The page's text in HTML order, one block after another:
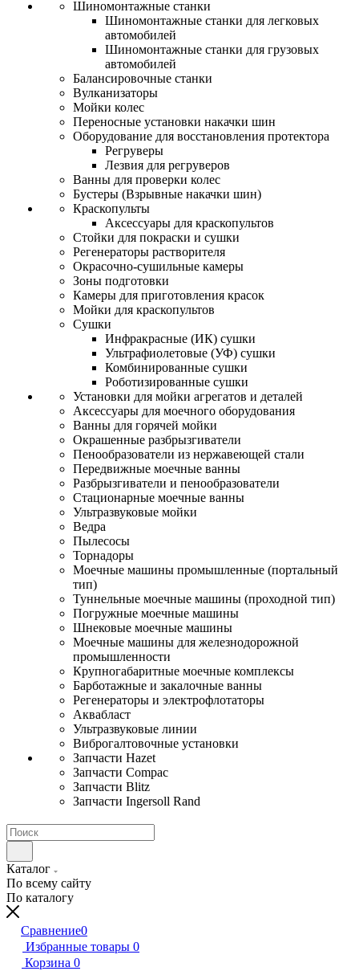
Шиномонтажные станки
Шиномонтажные станки для легковых
автомобилей
Шиномонтажные станки для грузовых
автомобилей
Балансировочные станки
Вулканизаторы
Мойки колес
Переносные установки накачки шин
Оборудование для восстановления протектора
Регруверы
Лезвия для регруверов
Ванны для проверки колес
Бустеры (Взрывные накачки шин)
Краскопульты
Аксессуары для краскопультов
Стойки для покраски и сушки
Регенераторы растворителя
Окрасочно-сушильные камеры
Зоны подготовки
Камеры для приготовления красок
Мойки для краскопультов
Сушки
Инфракрасные (ИК) сушки
Ультрафиолетовые (УФ) сушки
Комбинированные сушки
Роботизированные сушки
Установки для мойки агрегатов и деталей
Аксессуары для моечного оборудования
Ванны для горячей мойки
Окрашенные разбрызгиватели
Пенообразователи из нержавеющей стали
Передвижные моечные ванны
Разбрызгиватели и пенообразователи
Стационарные моечные ванны
Ультразвуковые мойки
Ведра
Пылесосы
Торнадоры
Моечные машины промышленные (портальный
тип)
Туннельные моечные машины (проходной тип)
Погружные моечные машины
Шнековые моечные машины
Моечные машины для железнодорожной
промышленности
Крупногабаритные моечные комплексы
Барботажные и закалочные ванны
Регенераторы и электрофлотаторы
Аквабласт
Ультразвуковые линии
Виброгалтовочные установки
Запчасти Hazet
Запчасти Compac
Запчасти Blitz
Запчасти Ingersoll Rand
Каталог
По всему сайту
По каталогу
Сравнение0
Избранные товары 0
Корзина 0